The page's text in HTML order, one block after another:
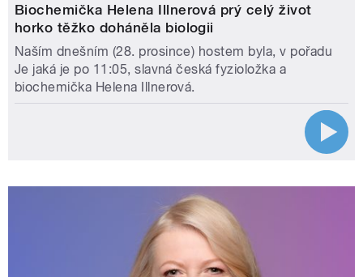
Biochemička Helena Illnerová prý celý život
horko těžko doháněla biologii
Naším dnešním (28. prosince) hostem byla, v pořadu
Je jaká je po 11:05, slavná česká fyzioložka a
biochemička Helena Illnerová.